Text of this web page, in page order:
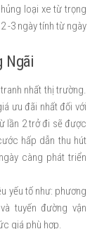
loại xe từ trọng
-3 ngày tính từ ngày
Ngãi
nhất thị trường.
ưu đãi nhất đối với
lần 2 trở đi sẽ được
hấp dẫn thu hút
càng phát triển
yếu tố như: phương
tuyến đường vận
giá phù hợp.